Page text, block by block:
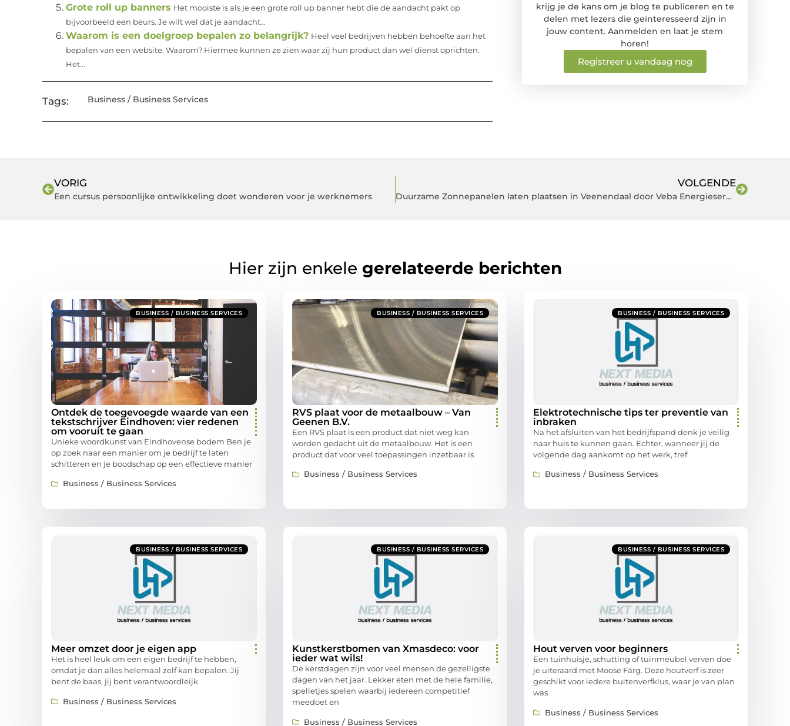
Grote roll up banners Het mooiste is als je een grote roll up banner hebt die de aandacht pakt op
bijvoorbeeld een beurs. Je wilt wel dat je aandacht...
Waarom is een doelgroep bepalen zo belangrijk? Heel veel bedrijven hebben behoefte aan het
bepalen van een website. Waarom? Hiermee kunnen ze zien waar zij hun product dan wel dienst oprichten.
Het...
Tags: Business / Business Services
krijg je de kans om je blog te publiceren en te
delen met lezers die geïnteresseerd zijn in
jouw content. Aanmelden en laat je stem
horen!
Registreer u vandaag nog
VORIG
Een cursus persoonlijke ontwikkeling doet wonderen voor je werknemers
VOLGENDE
Duurzame Zonnepanelen laten plaatsen in Veenendaal door Veba Energieservice!
Hier zijn enkele gerelateerde berichten
BUSINESS / BUSINESS SERVICES
Ontdek de toegevoegde waarde van een
tekstschrijver Eindhoven: vier redenen
om vooruit te gaan
Unieke woordkunst van Eindhovense bodem Ben je
op zoek naar een manier om je bedrijf te laten
schitteren en je boodschap op een effectieve manier
Business / Business Services
BUSINESS / BUSINESS SERVICES
RVS plaat voor de metaalbouw – Van
Geenen B.V.
Een RVS plaat is een product dat niet weg kan
worden gedacht uit de metaalbouw. Het is een
product dat voor veel toepassingen inzetbaar is
Business / Business Services
BUSINESS / BUSINESS SERVICES
Elektrotechnische tips ter preventie van
inbraken
Na het afsluiten van het bedrijfspand denk je veilig
naar huis te kunnen gaan. Echter, wanneer jij de
volgende dag aankomt op het werk, tref
Business / Business Services
BUSINESS / BUSINESS SERVICES
Meer omzet door je eigen app
Het is heel leuk om een eigen bedrijf te hebben,
omdat je dan alles helemaal zelf kan bepalen. Jij
bent de baas, jij bent verantwoordleijk
Business / Business Services
BUSINESS / BUSINESS SERVICES
Kunstkerstbomen van Xmasdeco: voor
ieder wat wils!
De kerstdagen zijn voor veel mensen de gezelligste
dagen van het jaar. Lekker eten met de hele familie,
spelletjes spelen waarbij iedereen competitief
meedoet en
Business / Business Services
BUSINESS / BUSINESS SERVICES
Hout verven voor beginners
Een tuinhuisje, schutting of tuinmeubel verven doe
je uiteraard met Moose Färg. Deze houtverf is zeer
geschikt voor iedere buitenverfklus, waar je van plan
was
Business / Business Services